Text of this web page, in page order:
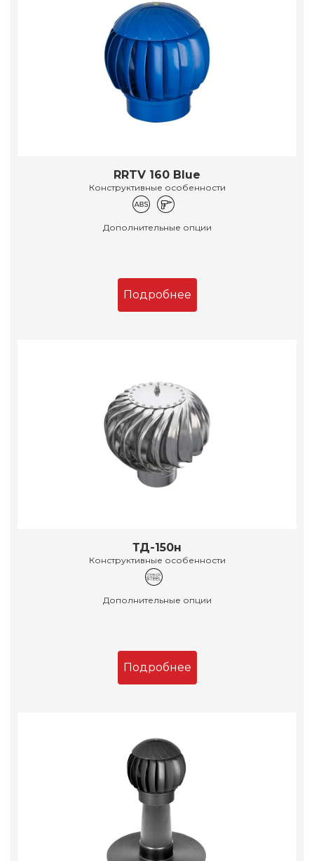
RRTV 160 Blue
Конструктивные особенности
Дополнительные опции
Подробнее
ТД-150н
Конструктивные особенности
Дополнительные опции
Подробнее